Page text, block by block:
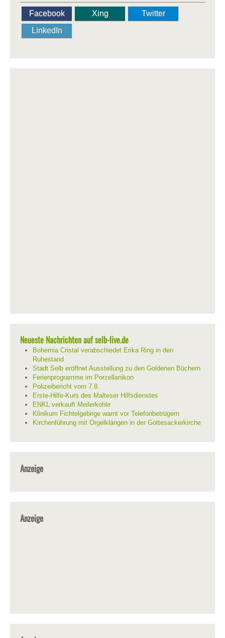
Facebook Xing
Twitter
LinkedIn
Neueste Nachrichten auf selb-live.de
Bohemia Cristal verabschiedet Erika Ring in den
Ruhestand
Stadt Selb eröffnet Ausstellung zu den Goldenen Büchern
Ferienprogramme im Porzellanikon
Polizeibericht vom 7.8.
Erste-Hilfe-Kurs des Malteser Hilfsdienstes
ENKL verkauft Meilerkohle
Klinikum Fichtelgebirge warnt vor Telefonbetrügern
Kirchenführung mit Orgelklängen in der Gottesackerkirche
Anzeige
Anzeige